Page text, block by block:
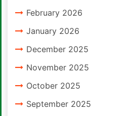
February 2026
January 2026
December 2025
November 2025
October 2025
September 2025